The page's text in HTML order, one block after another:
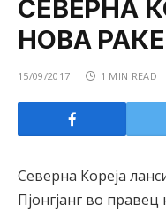
СЕВЕРНА
НОВА
15/09/2017 1 MIN READ
Северна Кореја
Пјонгјанг во